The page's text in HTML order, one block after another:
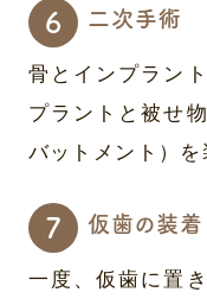
二次手術
骨とインプラン
プラントと被せ
バットメント）を
仮歯の装着
一度、仮歯に置